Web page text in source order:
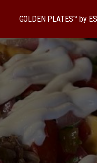
GOLDEN PLATES™ by